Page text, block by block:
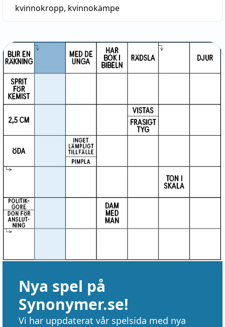
kvinnokropp, kvinnokämpe
Nya spel på
Synonymer.se!
Vi har uppdaterat vår spelsida med nya